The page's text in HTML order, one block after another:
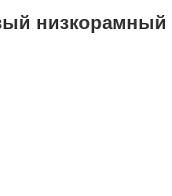
низкорамный